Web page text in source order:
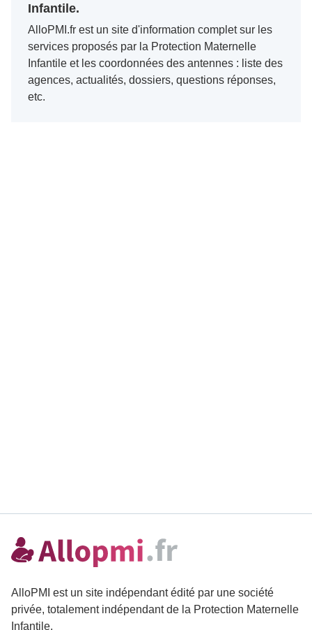
Infantile.
AlloPMI.fr est un site d'information complet sur les
services proposés par la Protection Maternelle
Infantile et les coordonnées des antennes : liste des
agences, actualités, dossiers, questions réponses,
etc.
AlloPMI est un site indépendant édité par une société
privée, totalement indépendant de la Protection Maternelle
Infantile.